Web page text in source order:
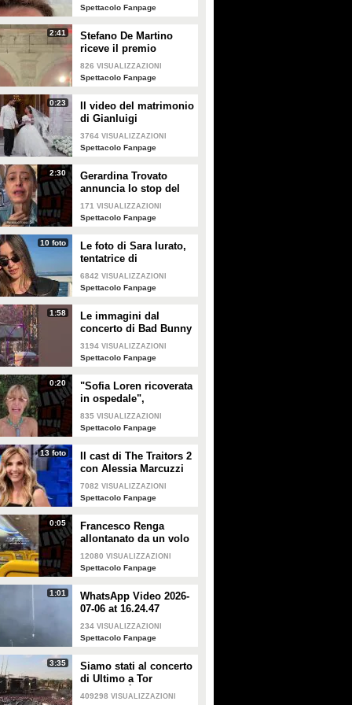
creme solari
Spettacolo Fanpage
2:41
Stefano De Martino
riceve il premio
intitolato al padre
Enrico
826 VISUALIZZAZIONI
Spettacolo Fanpage
0:23
Il video del matrimonio
di Gianluigi
Donnarumma e Alessia
Elefante
3764 VISUALIZZAZIONI
Spettacolo Fanpage
2:30
Gerardina Trovato
annuncia lo stop del
tour per problemi di
salute
171 VISUALIZZAZIONI
Spettacolo Fanpage
10 foto
Le foto di Sara Iurato,
tentatrice di
Temptation Island 2026
6842 VISUALIZZAZIONI
Spettacolo Fanpage
1:58
Le immagini dal
concerto di Bad Bunny
a Milano
3194 VISUALIZZAZIONI
Spettacolo Fanpage
0:20
"Sofia Loren ricoverata
in ospedale",
Alessandra Mussolini
smentisce: "È serena e
835 VISUALIZZAZIONI
Spettacolo Fanpage
13 foto
Il cast di The Traitors 2
con Alessia Marcuzzi
7082 VISUALIZZAZIONI
Spettacolo Fanpage
0:05
Francesco Renga
allontanato da un volo
Ryanair dopo una
discussione con gli
12080 VISUALIZZAZIONI
Spettacolo Fanpage
1:01
WhatsApp Video 2026-
07-06 at 16.24.47
234 VISUALIZZAZIONI
Spettacolo Fanpage
3:35
Siamo stati al concerto
di Ultimo a Tor
Vergata: "È il giorno
409298 VISUALIZZAZIONI